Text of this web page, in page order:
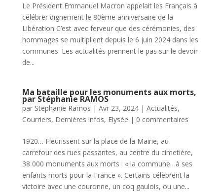
Le Président Emmanuel Macron appelait les Français à
célébrer dignement le 80ème anniversaire de la
Libération C’est avec ferveur que des cérémonies, des
hommages se multiplient depuis le 6 juin 2024 dans les
communes. Les actualités prennent le pas sur le devoir
de...
Ma bataille pour les monuments aux morts,
par Stéphanie RAMOS
par Stephanie Ramos | Avr 23, 2024| Actualités,
Courriers, Dernières infos, Elysée | 0 commentaires
1920… Fleurissent sur la place de la Mairie, au
carrefour des rues passantes, au centre du cimetière,
38 000 monuments aux morts : « la commune…à ses
enfants morts pour la France ». Certains célèbrent la
victoire avec une couronne, un coq gaulois, ou une...